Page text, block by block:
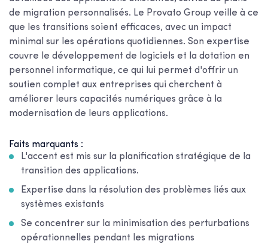
de migration personnalisés. Le Provato Group veille à ce
que les transitions soient efficaces, avec un impact
minimal sur les opérations quotidiennes. Son expertise
couvre le développement de logiciels et la dotation en
personnel informatique, ce qui lui permet d'offrir un
soutien complet aux entreprises qui cherchent à
améliorer leurs capacités numériques grâce à la
modernisation de leurs applications.
Faits marquants :
L'accent est mis sur la planification stratégique de la
transition des applications.
Expertise dans la résolution des problèmes liés aux
systèmes existants
Se concentrer sur la minimisation des perturbations
opérationnelles pendant les migrations